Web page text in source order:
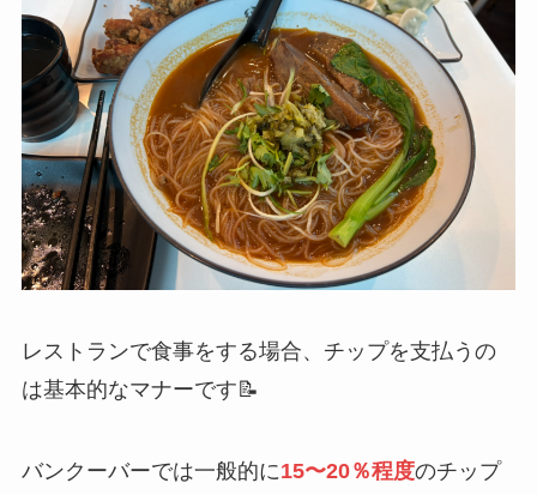
レストランで食事をする場合、チップを支払うの
は基本的なマナーです📝
バンクーバーでは一般的に15〜20％程度のチップ